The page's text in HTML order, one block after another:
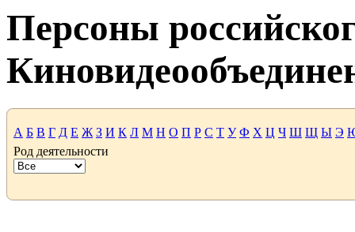
Персоны
А Б В Г Д Е Ж З И К Л М Н О П Р С Т У Ф Х Ц Ч Ш Щ Ы Э
Род деятельности